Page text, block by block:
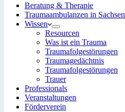
Beratung & Therapie
Traumaambulanzen in Sachsen
Wissen
Resourcen
Was ist ein Trauma
Traumafolgestörungen
Traumagedächtnis
Traumafolgestörungen
Trauer
Professionals
Veranstaltungen
Förderverein